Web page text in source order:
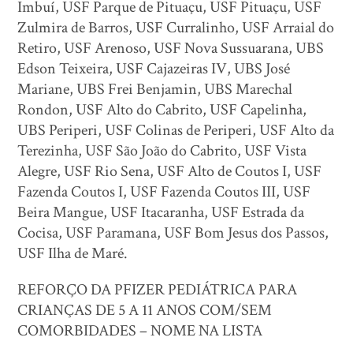
Imbuí, USF Parque de Pituaçu, USF Pituaçu, USF
Zulmira de Barros, USF Curralinho, USF Arraial do
Retiro, USF Arenoso, USF Nova Sussuarana, UBS
Edson Teixeira, USF Cajazeiras IV, UBS José
Mariane, UBS Frei Benjamin, UBS Marechal
Rondon, USF Alto do Cabrito, USF Capelinha,
UBS Periperi, USF Colinas de Periperi, USF Alto da
Terezinha, USF São João do Cabrito, USF Vista
Alegre, USF Rio Sena, USF Alto de Coutos I, USF
Fazenda Coutos I, USF Fazenda Coutos III, USF
Beira Mangue, USF Itacaranha, USF Estrada da
Cocisa, USF Paramana, USF Bom Jesus dos Passos,
USF Ilha de Maré.
REFORÇO DA PFIZER PEDIÁTRICA PARA
CRIANÇAS DE 5 A 11 ANOS COM/SEM
COMORBIDADES – NOME NA LISTA